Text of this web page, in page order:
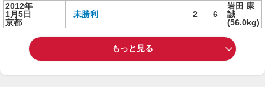
2012年
1月5日
京都
未勝利 2 6
岩田 康
誠
(56.0kg)
もっと見る